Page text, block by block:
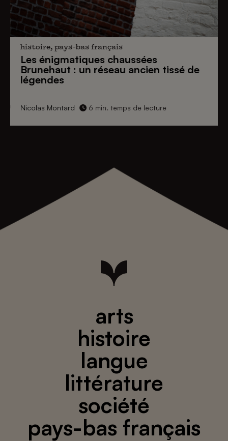
histoire, pays-bas français
Les énigmatiques chaussées
Brunehaut : un réseau ancien tissé de
légendes
Nicolas Montard 6 min. temps de lecture
arts
histoire
langue
littérature
société
pays-bas français